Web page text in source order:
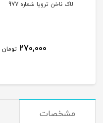
لاک ناخن ترویا شماره 977
270,000 تومان
مشخصات